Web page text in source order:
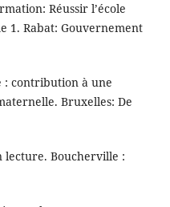
Réussir l’école
1. Rabat: Gouvernement
: contribution à une
Bruxelles: De
lecture. Boucherville :